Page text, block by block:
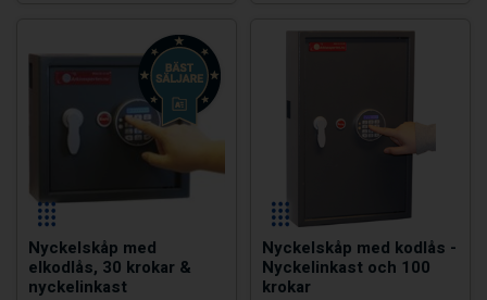
Nyckelskåp med
elkodlås, 30 krokar &
nyckelinkast
Nyckelskåp med kodlås -
Nyckelinkast och 100
krokar